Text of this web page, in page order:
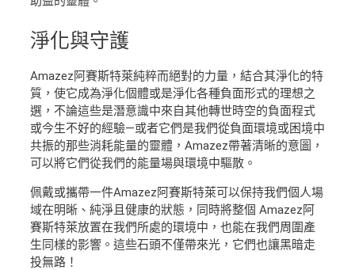
淨化與守護
Amazez阿賽斯特萊純粹而絕對的力量，結合其淨化的特
質，使它成為淨化個體或是淨化各種負面形式的理想之
選，不論這些是潛意識中來自其他轉世時空的負面程式
或今生不好的經驗—或者它們是我們從負面環境或困境中
共振的那些消耗能量的靈體，Amazez帶著清晰的意圖，
可以將它們從我們的能量場與環境中驅散。
佩戴或攜帶一件Amazez阿賽斯特萊可以保持我們個人場
域在明晰、純淨且健康的狀態，同時將整個 Amazez阿
賽斯特萊放置在我們所處的環境中，也能在我們周圍產
生同樣的影響。這些石頭不僅帶來光，它們也讓黑暗走
投無路！